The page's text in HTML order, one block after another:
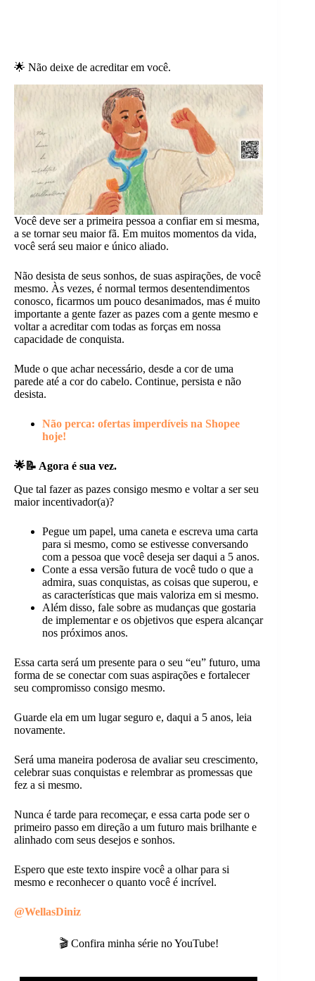
🌟 Não deixe de acreditar em você.
Você deve ser a primeira pessoa a confiar em si mesma,
a se tornar seu maior fã. Em muitos momentos da vida,
você será seu maior e único aliado.
Não desista de seus sonhos, de suas aspirações, de você
mesmo. Às vezes, é normal termos desentendimentos
conosco, ficarmos um pouco desanimados, mas é muito
importante a gente fazer as pazes com a gente mesmo e
voltar a acreditar com todas as forças em nossa
capacidade de conquista.
Mude o que achar necessário, desde a cor de uma
parede até a cor do cabelo. Continue, persista e não
desista.
Não perca: ofertas imperdíveis na Shopee
hoje!
🌟📝 Agora é sua vez.
Que tal fazer as pazes consigo mesmo e voltar a ser seu
maior incentivador(a)?
Pegue um papel, uma caneta e escreva uma carta
para si mesmo, como se estivesse conversando
com a pessoa que você deseja ser daqui a 5 anos.
Conte a essa versão futura de você tudo o que a
admira, suas conquistas, as coisas que superou, e
as características que mais valoriza em si mesmo.
Além disso, fale sobre as mudanças que gostaria
de implementar e os objetivos que espera alcançar
nos próximos anos.
Essa carta será um presente para o seu “eu” futuro, uma
forma de se conectar com suas aspirações e fortalecer
seu compromisso consigo mesmo.
Guarde ela em um lugar seguro e, daqui a 5 anos, leia
novamente.
Será uma maneira poderosa de avaliar seu crescimento,
celebrar suas conquistas e relembrar as promessas que
fez a si mesmo.
Nunca é tarde para recomeçar, e essa carta pode ser o
primeiro passo em direção a um futuro mais brilhante e
alinhado com seus desejos e sonhos.
Espero que este texto inspire você a olhar para si
mesmo e reconhecer o quanto você é incrível.
@WellasDiniz
🎬 Confira minha série no YouTube!